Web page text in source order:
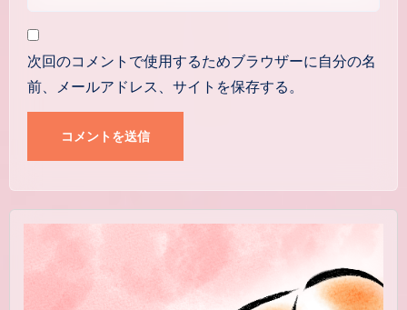
次回のコメントで使用するためブラウザーに自分の名
前、メールアドレス、サイトを保存する。